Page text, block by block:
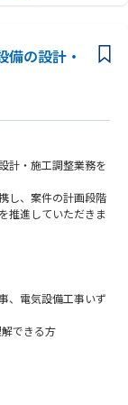
。顧客の要望を正
具体的に進めてい
が期待される一方
整理する必要があ
力、進行管理力が活
の設計・
計・施工調整業務を
し、案件の計画段階
推進していただきま
、電気設備工事いず
できる方